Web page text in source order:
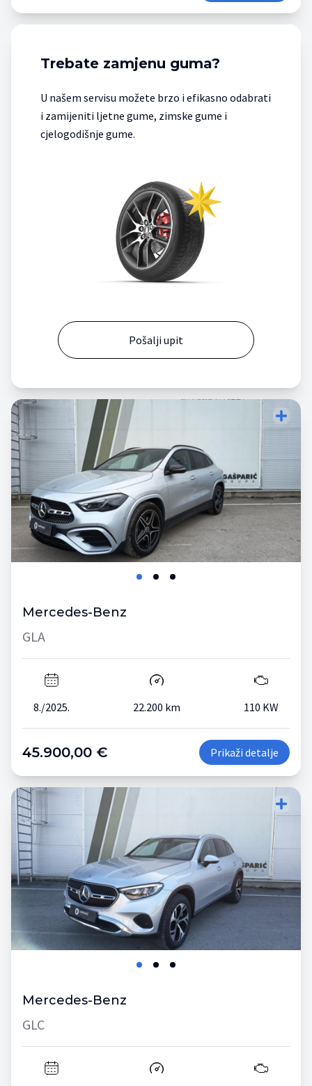
Trebate zamjenu guma?
U našem servisu možete brzo i efikasno odabrati
i zamijeniti ljetne gume, zimske gume i
cjelogodišnje gume.
Pošalji upit
Mercedes-Benz
GLA
8./2025. 22.200 km 110 KW
45.900,00 € Prikaži detalje
Mercedes-Benz
GLC